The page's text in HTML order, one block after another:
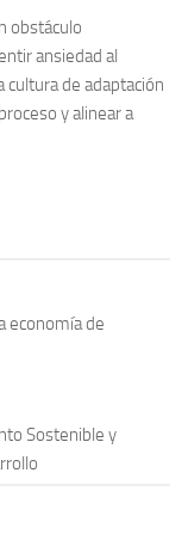
obstáculo
ansiedad al
cultura de adaptación
y alinear a
economía de
Sostenible y